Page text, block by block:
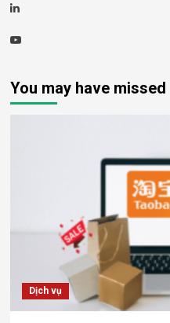
Linkedin
Youtube
You may have missed
Dịch vụ